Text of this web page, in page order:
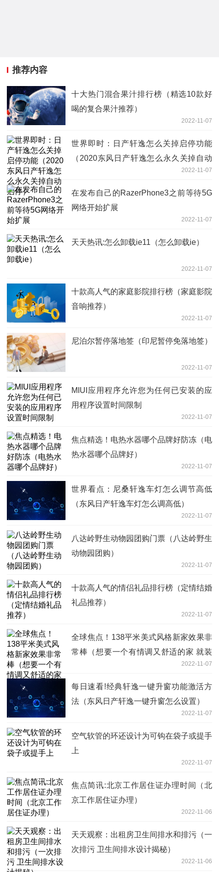
推荐内容
十大热门混合果汁排行榜（精选10款好
喝的复合果汁推荐）
2022-11-07
世界即时：日产轩逸怎么关掉启停功能
（2020东风日产轩逸怎么永久关掉自动
2022-11-07
在发布自己的RazerPhone3之前等待5G
网络开始扩展
2022-11-07
天天热讯:怎么卸载ie11（怎么卸载ie）
2022-11-07
十款高人气的家庭影院排行榜（家庭影院
音响推荐）
2022-11-07
尼泊尔暂停落地签（印尼暂停免落地签）
2022-11-07
MIUI应用程序允许您为任何已安装的应
用程序设置时间限制
2022-11-07
焦点精选！电热水器哪个品牌好防冻（电
热水器哪个品牌好）
2022-11-07
世界看点：尼桑轩逸车灯怎么调节高低
（东风日产轩逸车灯怎么调高低）
2022-11-07
八达岭野生动物园团购门票（八达岭野生
动物园团购）
2022-11-07
十款高人气的情侣礼品排行榜（定情结婚
礼品推荐）
2022-11-07
全球焦点！138平米美式风格新家效果非
常棒（想要一个有情调又舒适的家 就装
2022-11-07
每日速看!经典轩逸一键升窗功能激活方
法（东风日产轩逸一键升窗怎么设置）
2022-11-07
空气软管的环还设计为可钩在袋子或提手
上
2022-11-07
焦点简讯:北京工作居住证办理时间（北
京工作居住证办理）
2022-11-06
天天观察：出租房卫生间排水和排污（一
次排污 卫生间排水设计揭秘）
2022-11-06